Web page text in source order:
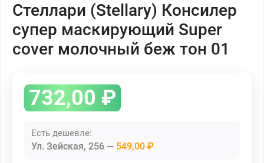
Стеллари (Stellary) Консилер
супер маскирующий Super
cover молочный беж тон 01
732,00 ₽
Есть дешевле:
Ул. Зейская, 256 549,00 ₽